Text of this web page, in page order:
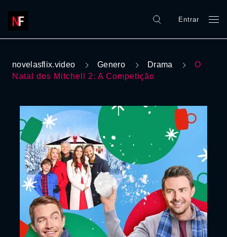
Entrar
novelasflix.video Genero Drama
O
Natal dos Mitchell 2: A Competição